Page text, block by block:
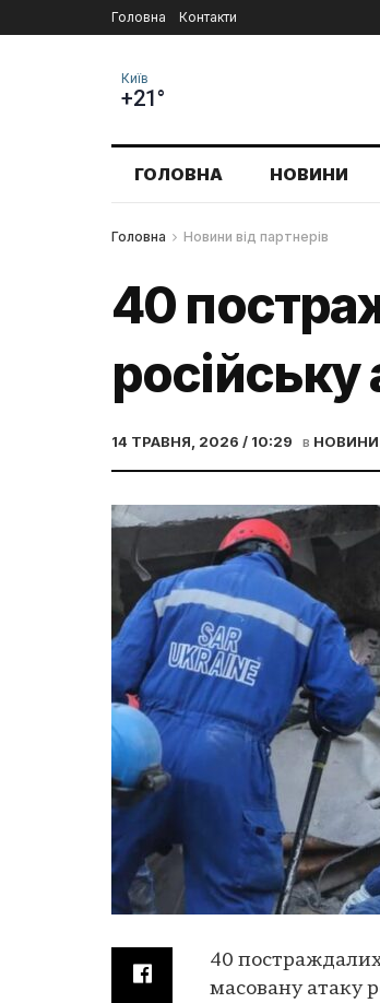
Головна Контакти
Київ
+21°
ГОЛОВНА НОВИНИ
Головна Новини від партнерів
40
російську
14 ТРАВНЯ, 2026 / 10:29 в НОВИНИ
40 постраждалих
масовану атаку